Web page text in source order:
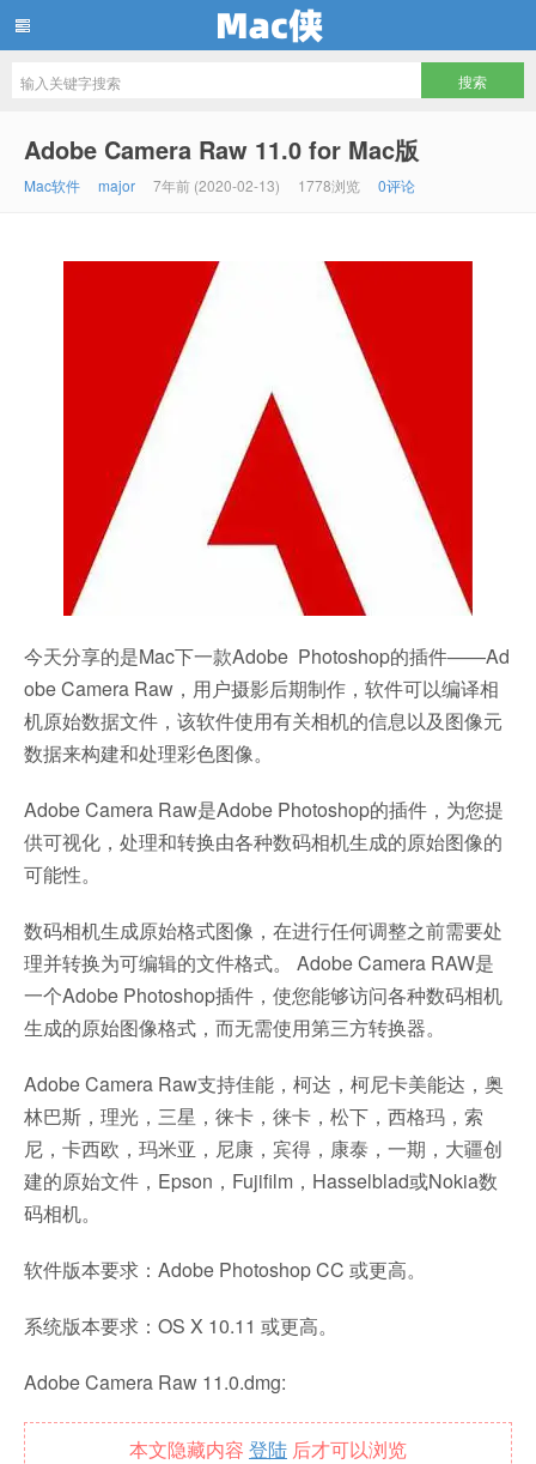
Adobe Camera Raw 11.0 for Mac版
Mac软件 major 7年前 (2020-02-13) 1778浏览 0评论
今天分享的是Mac下一款Adobe Photoshop的插件——Ad
obe Camera Raw，用户摄影后期制作，软件可以编译相
机原始数据文件，该软件使用有关相机的信息以及图像元
数据来构建和处理彩色图像。
Adobe Camera Raw是Adobe Photoshop的插件，为您提
供可视化，处理和转换由各种数码相机生成的原始图像的
可能性。
数码相机生成原始格式图像，在进行任何调整之前需要处
理并转换为可编辑的文件格式。 Adobe Camera RAW是
一个Adobe Photoshop插件，使您能够访问各种数码相机
生成的原始图像格式，而无需使用第三方转换器。
Adobe Camera Raw支持佳能，柯达，柯尼卡美能达，奥
林巴斯，理光，三星，徕卡，徕卡，松下，西格玛，索
尼，卡西欧，玛米亚，尼康，宾得，康泰，一期，大疆创
建的原始文件，Epson，Fujifilm，Hasselblad或Nokia数
码相机。
软件版本要求：Adobe Photoshop CC 或更高。
系统版本要求：OS X 10.11 或更高。
Adobe Camera Raw 11.0.dmg:
本文隐藏内容 登陆 后才可以浏览